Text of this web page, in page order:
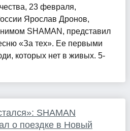
23 февраля,
Ярослав Дронов,
SHAMAN, представил
«За тех». Ее первыми
которых нет в живых. 5-
SHAMAN
о поездке в Новый